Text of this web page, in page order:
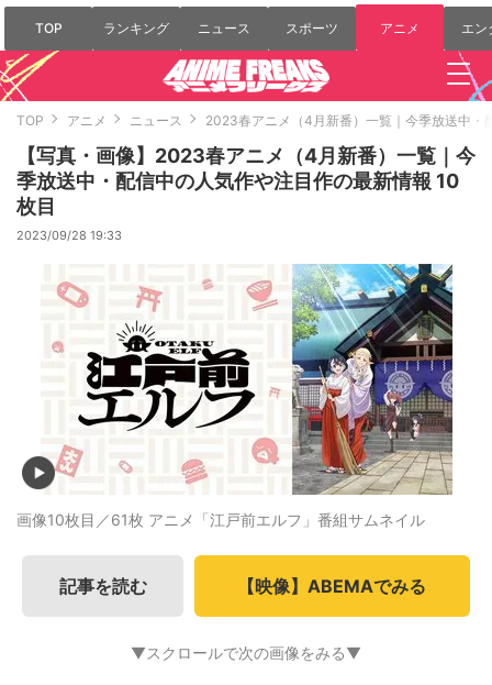
TOP ランキング ニュース スポーツ アニメ エン
TOP アニメ ニュース 2023春アニメ（4月新番）一覧｜今季放送中・
【写真・画像】2023春アニメ（4月新番）一覧｜今
季放送中・配信中の人気作や注目作の最新情報 10
枚目
2023/09/28 19:33
画像10枚目／61枚 アニメ「江戸前エルフ」番組サムネイル
記事を読む 【映像】ABEMAでみる
▼スクロールで次の画像をみる▼